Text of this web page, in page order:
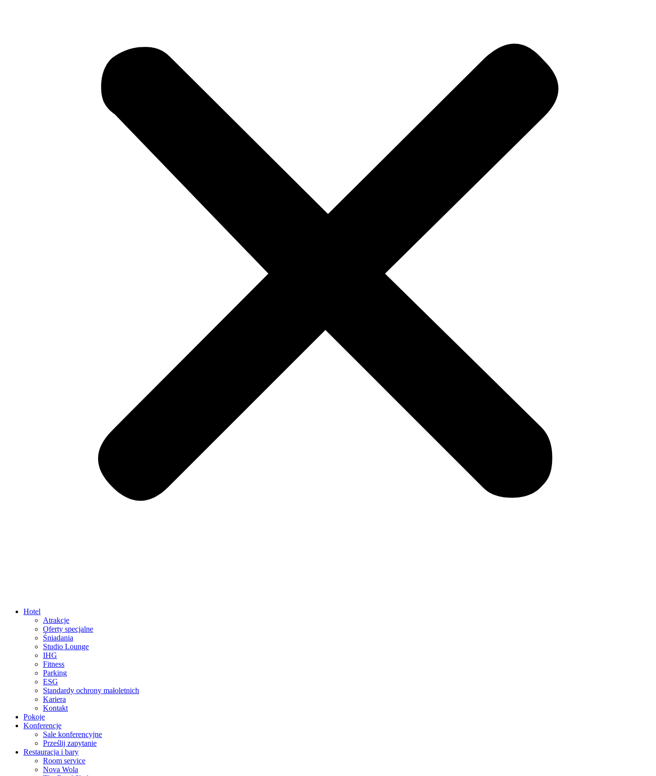
Hotel
Atrakcje
Oferty specjalne
Śniadania
Studio Lounge
IHG
Fitness
Parking
ESG
Standardy ochrony małoletnich
Kariera
Kontakt
Pokoje
Konferencje
Sale konferencyjne
Prześlij zapytanie
Restauracja i bary
Room service
Nova Wola